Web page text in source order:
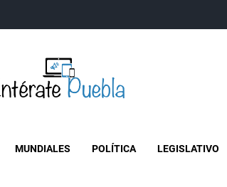
MUNDIALES POLÍTICA LEGISLATIVO